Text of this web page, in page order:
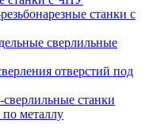
станки с
сверлильные
отверстий под
сверлильные станки
металлу